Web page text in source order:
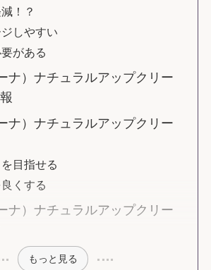
！？
しやすい
がある
ナ）ナチュラルアップクリー
ナ）ナチュラルアップクリー
目指せる
くする
ナ）ナチュラルアップクリー
もっと見る